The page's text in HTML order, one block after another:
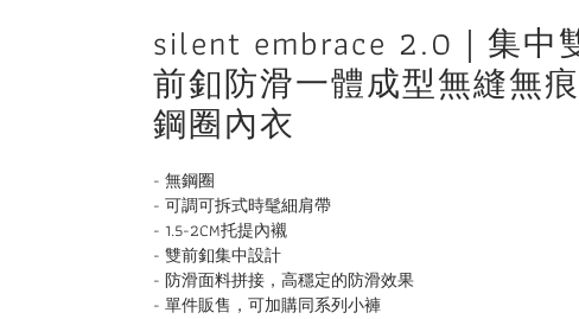
silent embrace 2.0｜集中
前釦防滑一體成型無縫無
鋼圈內衣
- 無鋼圈
- 可調可拆式時髦細肩帶
- 1.5-2CM托提內襯
- 雙前釦集中設計
- 防滑面料拼接，高穩定的防滑效果
- 單件販售，可加購同系列小褲